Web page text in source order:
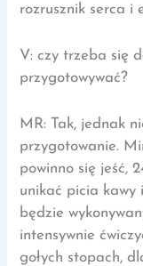
rozrusznik serca i
V: czy trzeba się
przygotowywać?
MR: Tak, jednak
przygotowanie.
powinno się jeść,
unikać picia kawy
będzie
intensywnie
gołych stopach,